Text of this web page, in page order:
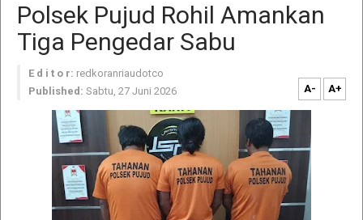
Polsek Pujud Rohil Amankan
Tiga Pengedar Sabu
E d i t o r: redkoranriaudotco
Published: Sabtu, 27 Juni 2026 A- A+